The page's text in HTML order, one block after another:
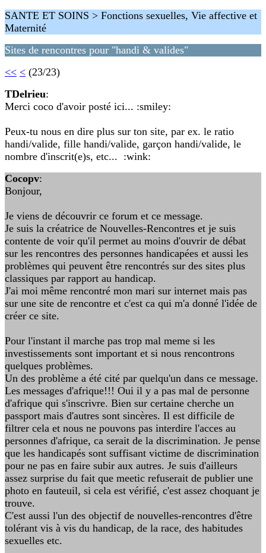
SANTE ET SOINS > Fonctions sexuelles, Vie affective et
Maternité
Sites de rencontres pour "handi & valides"
<< < (23/23)
TDelrieu:
Merci coco d'avoir posté ici... :smiley:
Peux-tu nous en dire plus sur ton site, par ex. le ratio
handi/valide, fille handi/valide, garçon handi/valide, le
nombre d'inscrit(e)s, etc... :wink:
Cocopv:
Bonjour,
Je viens de découvrir ce forum et ce message.
Je suis la créatrice de Nouvelles-Rencontres et je suis
contente de voir qu'il permet au moins d'ouvrir de débat
sur les rencontres des personnes handicapées et aussi les
problèmes qui peuvent être rencontrés sur des sites plus
classiques par rapport au handicap.
J'ai moi même rencontré mon mari sur internet mais pas
sur une site de rencontre et c'est ca qui m'a donné l'idée de
créer ce site.
Pour l'instant il marche pas trop mal meme si les
investissements sont important et si nous rencontrons
quelques problèmes.
Un des problème a été cité par quelqu'un dans ce message.
Les messages d'afrique!!! Oui il y a pas mal de personne
d'afrique qui s'inscrivre. Bien sur certaine cherche un
passport mais d'autres sont sincères. Il est difficile de
filtrer cela et nous ne pouvons pas interdire l'acces au
personnes d'afrique, ca serait de la discrimination. Je pense
que les handicapés sont suffisant victime de discrimination
pour ne pas en faire subir aux autres. Je suis d'ailleurs
assez surprise du fait que meetic refuserait de publier une
photo en fauteuil, si cela est vérifié, c'est assez choquant je
trouve.
C'est aussi l'un des objectif de nouvelles-rencontres d'être
tolérant vis à vis du handicap, de la race, des habitudes
sexuelles etc.